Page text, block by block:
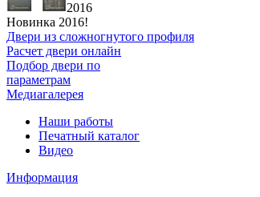
2016
Новинка 2016!
Двери из сложногнутого профиля
Расчет двери онлайн
Подбор двери по
параметрам
Медиагалерея
Наши работы
Печатный каталог
Видео
Информация